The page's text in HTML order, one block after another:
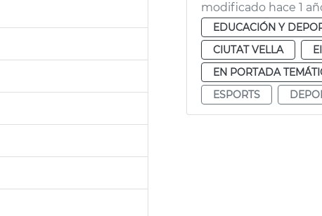
modificado hace 1
EDUCACIÓN Y
CIUTAT VELLA
EN PORTADA
ESPORTS